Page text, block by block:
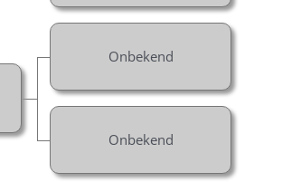
Onbekend
Onbekend